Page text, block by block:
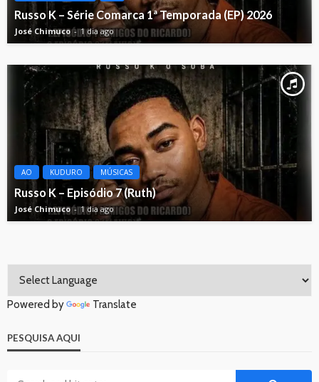
Russo K – Série Comarca 1ª Temporada (EP) 2026
José Chimuco 1 dia ago
AO KUDURO MÚSICAS
Russo K – Episódio 7 (Ruth)
José Chimuco 1 dia ago
Powered by Translate
PESQUISA AQUI